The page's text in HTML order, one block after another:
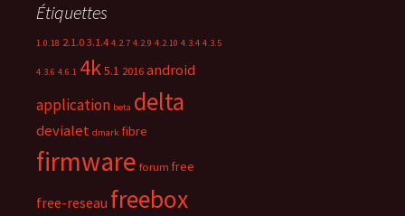
Étiquettes
1.0.18 2.1.0 3.1.4 4.2.7 4.2.9 4.2.10 4.3.4 4.3.5
4.3.6 4.6.1 4k5.1 2016 android
application beta delta
devialet dmark fibre
firmware forum free
free-reseau freebox